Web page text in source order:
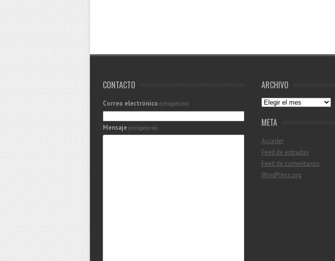
CONTACTO
Correo electrónico (obligatorio)
Mensaje (obligatorio)
ARCHIVO
Archivo
META
Acceder
Feed de entradas
Feed de comentarios
WordPress.org